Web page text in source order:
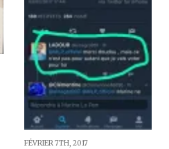
FÉVRIER 7TH, 2017